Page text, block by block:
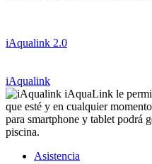
iAqualink 2.0
iAqualink
iAquaLink le
que esté y en cualquier
para smartphone y tablet podrá
piscina.
Asistencia